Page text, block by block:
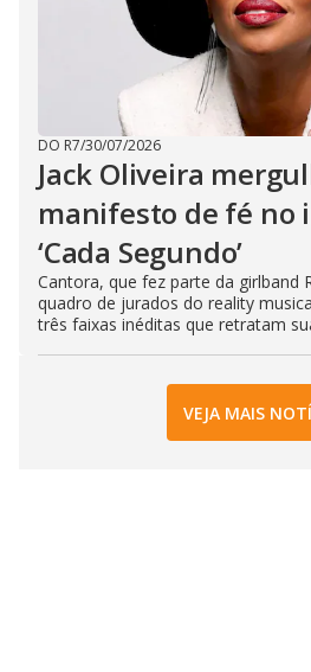
DO R7/30/07/2026
Jack Oliveira
manifesto de fé no
‘Cada Segundo’
Cantora, que fez parte da girlband
quadro de jurados do reality
três faixas inéditas que retratam
VEJA MAIS